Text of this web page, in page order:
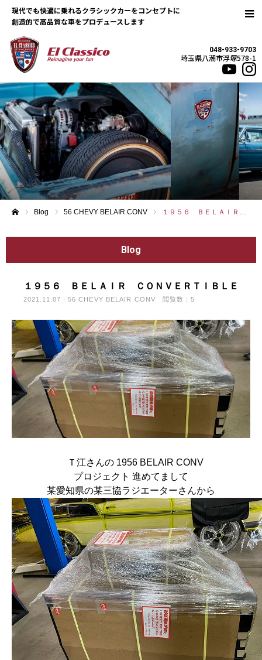
現代でも快適に乗れるクラシックカーをコンセプトに
048-933-9703
埼玉県八潮市浮塚578-1
Blog 56 CHEVY BELAIR CONV １９５６ ＢＥＬＡＩＲ ＣＯＮＶＥＲＴＩＢＬＥ
Blog
１９５６ ＢＥＬＡＩＲ ＣＯＮＶＥＲＴＩＢＬＥ
2021.11.07 56 CHEVY BELAIR CONV 閲覧数：5
Ｔ江さんの 1956 BELAIR CONV
プロジェクト 進めてまして
某愛知県の某三協ラジエーターさんから